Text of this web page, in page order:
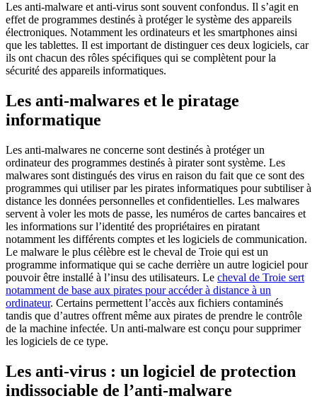
Les anti-malware et anti-virus sont souvent confondus. Il s’agit en
effet de programmes destinés à protéger le système des appareils
électroniques. Notamment les ordinateurs et les smartphones ainsi
que les tablettes. Il est important de distinguer ces deux logiciels, car
ils ont chacun des rôles spécifiques qui se complètent pour la
sécurité des appareils informatiques.
Les anti-malwares et le piratage
informatique
Les anti-malwares ne concerne sont destinés à protéger un
ordinateur des programmes destinés à pirater sont système. Les
malwares sont distingués des virus en raison du fait que ce sont des
programmes qui utiliser par les pirates informatiques pour subtiliser à
distance les données personnelles et confidentielles. Les malwares
servent à voler les mots de passe, les numéros de cartes bancaires et
les informations sur l’identité des propriétaires en piratant
notamment les différents comptes et les logiciels de communication.
Le malware le plus célèbre est le cheval de Troie qui est un
programme informatique qui se cache derrière un autre logiciel pour
pouvoir être installé à l’insu des utilisateurs. Le cheval de Troie sert
notamment de base aux pirates pour accéder à distance à un
ordinateur. Certains permettent l’accès aux fichiers contaminés
tandis que d’autres offrent même aux pirates de prendre le contrôle
de la machine infectée. Un anti-malware est conçu pour supprimer
les logiciels de ce type.
Les anti-virus : un logiciel de protection
indissociable de l’anti-malware